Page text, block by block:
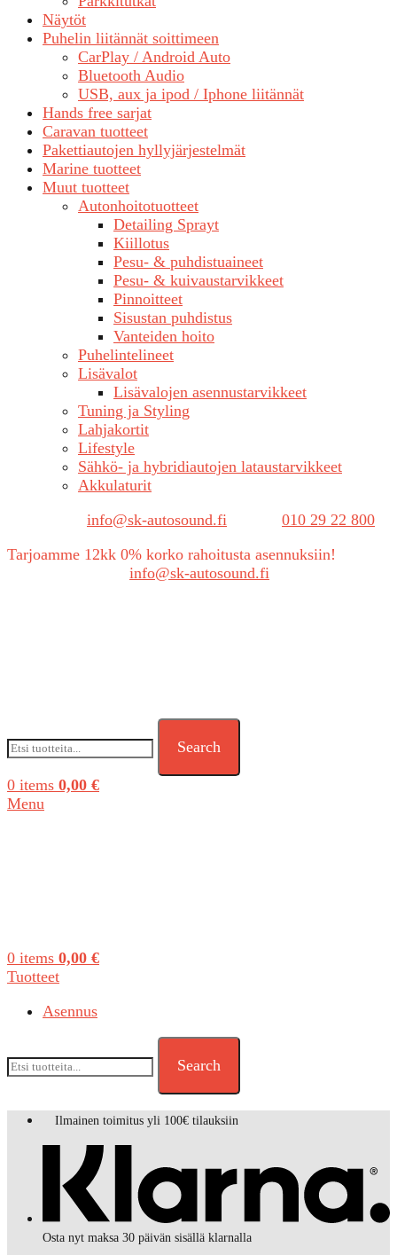
Näytöt
Puhelin liitännät soittimeen
CarPlay / Android Auto
Bluetooth Audio
USB, aux ja ipod / Iphone liitännät
Hands free sarjat
Caravan tuotteet
Pakettiautojen hyllyjärjestelmät
Marine tuotteet
Muut tuotteet
Autonhoitotuotteet
Detailing Sprayt
Kiillotus
Pesu- & puhdistuaineet
Pesu- & kuivaustarvikkeet
Pinnoitteet
Sisustan puhdistus
Vanteiden hoito
Puhelintelineet
Lisävalot
Lisävalojen asennustarvikkeet
Tuning ja Styling
Lahjakortit
Lifestyle
Sähkö- ja hybridiautojen lataustarvikkeet
Akkulaturit
info@sk-autosound.fi
010 29 22 800
Tarjoamme 12kk 0% korko rahoitusta asennuksiin!
info@sk-autosound.fi
Search
0 items 0,00 €
Menu
0 items 0,00 €
Tuotteet
Asennus
Search
Ilmainen toimitus yli 100€ tilauksiin
Osta nyt maksa 30 päivän sisällä klarnalla